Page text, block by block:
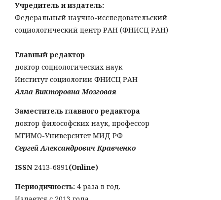
Учредитель и издатель:
Федеральный научно-исследовательский
социологический центр РАН (ФНИСЦ РАН)
Главный редактор
доктор социологических наук
Институт социологии ФНИСЦ РАН
Алла Викторовна Мозговая
Заместитель главного редактора
доктор философских наук, профессор
МГИМО-Университет МИД РФ
Сергей Александрович Кравченко
ISSN 2413-6891(Online)
Периодичность: 4 раза в год.